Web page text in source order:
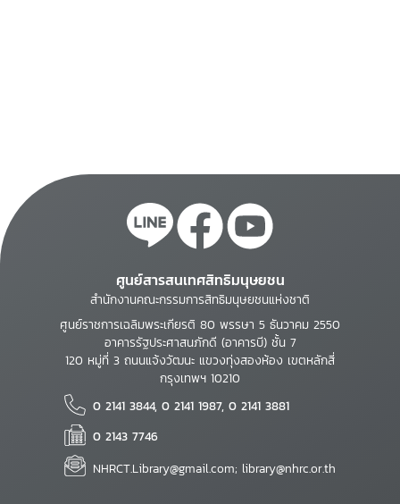
ศูนย์สารสนเทศสิทธิมนุษยชน
สำนักงานคณะกรรมการสิทธิมนุษยชนแห่งชาติ
ศูนย์ราชการเฉลิมพระเกียรติ 80 พรรษา 5 ธันวาคม 2550
อาคารรัฐประศาสนภักดี (อาคารบี) ชั้น 7
120 หมู่ที่ 3 ถนนแจ้งวัฒนะ แขวงทุ่งสองห้อง เขตหลักสี่
กรุงเทพฯ 10210
0 2141 3844, 0 2141 1987, 0 2141 3881
0 2143 7746
NHRCT.Library@gmail.com; library@nhrc.or.th